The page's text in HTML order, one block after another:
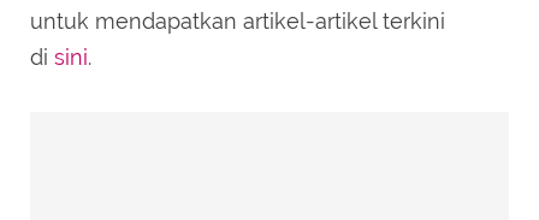
untuk mendapatkan artikel-artikel terkini
di sini.